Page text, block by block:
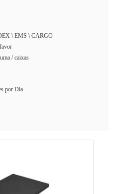
\ EMS \ CARGO
/ caixas
por Dia